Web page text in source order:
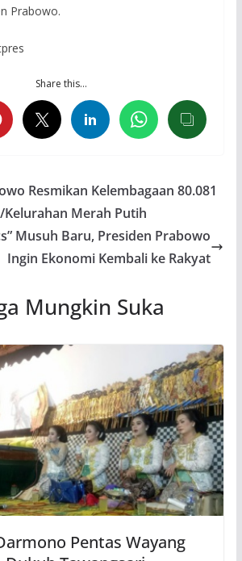
Prabowo.
Share this…
Resmikan Kelembagaan 80.081
Kelurahan Merah Putih
Musuh Baru, Presiden Prabowo
Ingin Ekonomi Kembali ke Rakyat
Mungkin Suka
Pentas Wayang